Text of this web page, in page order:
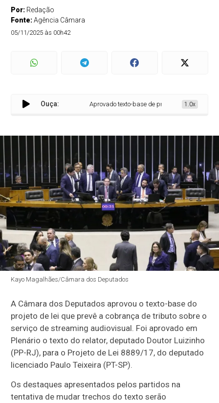
Por: Redação
Fonte:Agência Câmara
05/11/2025 às 00h42
Ouça: Aprovado texto-base de projeto que 1.0x
Kayo Magalhães/Câmara dos Deputados
A Câmara dos Deputados aprovou o texto-base do
projeto de lei que prevê a cobrança de tributo sobre o
serviço de streaming audiovisual. Foi aprovado em
Plenário o texto do relator, deputado Doutor Luizinho
(PP-RJ), para o Projeto de Lei 8889/17, do deputado
licenciado Paulo Teixeira (PT-SP).
Os destaques apresentados pelos partidos na
tentativa de mudar trechos do texto serão